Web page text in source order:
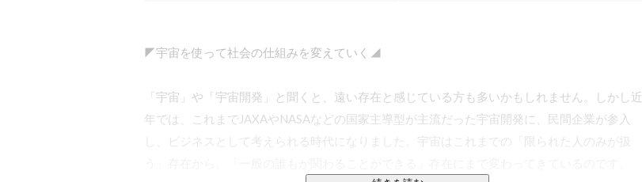
◤宇宙を使って社会の仕組みを変えていく◢
「宇宙」や「宇宙開発」と聞くと、遠い存在と感じている方も多いかもしれません。しかし近
年では、これまでJAXAやNASAなどの国家主導型が主流だった宇宙開発に、民間企業が参入
し、ビジネスとして考えられる時代になりました。宇宙はこれまでの「限られた人のみが扱